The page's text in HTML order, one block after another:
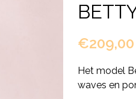
€209,00
Het model
waves en